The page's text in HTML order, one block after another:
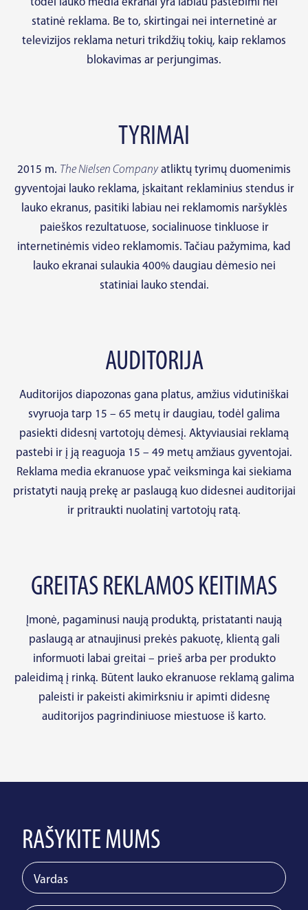
todėl lauko media ekranai yra labiau pastebimi nei
statinė reklama. Be to, skirtingai nei internetinė ar
televizijos reklama neturi trikdžių tokių, kaip reklamos
blokavimas ar perjungimas.
TYRIMAI
2015 m. The Nielsen Companyatliktų tyrimų duomenimis
gyventojai lauko reklama, įskaitant reklaminius stendus ir
lauko ekranus, pasitiki labiau nei reklamomis naršyklės
paieškos rezultatuose, socialinuose tinkluose ir
internetinėmis video reklamomis. Tačiau pažymima, kad
lauko ekranai sulaukia 400% daugiau dėmesio nei
statiniai lauko stendai.
AUDITORIJA
Auditorijos diapozonas gana platus, amžius vidutiniškai
svyruoja tarp 15 – 65 metų ir daugiau, todėl galima
pasiekti didesnį vartotojų dėmesį. Aktyviausiai reklamą
pastebi ir į ją reaguoja 15 – 49 metų amžiaus gyventojai.
Reklama media ekranuose ypač veiksminga kai siekiama
pristatyti naują prekę ar paslaugą kuo didesnei auditorijai
ir pritraukti nuolatinį vartotojų ratą.
GREITAS REKLAMOS KEITIMAS
Įmonė, pagaminusi naują produktą, pristatanti naują
paslaugą ar atnaujinusi prekės pakuotę, klientą gali
informuoti labai greitai – prieš arba per produkto
paleidimą į rinką. Būtent lauko ekranuose reklamą galima
paleisti ir pakeisti akimirksniu ir apimti didesnę
auditorijos pagrindiniuose miestuose iš karto.
RAŠYKITE MUMS